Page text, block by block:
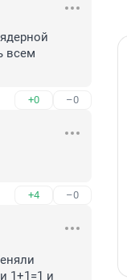
всем
+0 –0
+4 –0
1+1=1 и